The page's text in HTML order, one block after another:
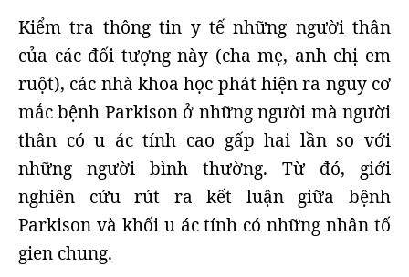
Kiểm tra thông tin y tế những người thân
của các đối tượng này (cha mẹ, anh chị em
ruột), các nhà khoa học phát hiện ra nguy cơ
mắc bệnh Parkison ở những người mà người
thân có u ác tính cao gấp hai lần so với
những người bình thường. Từ đó, giới
nghiên cứu rút ra kết luận giữa bệnh
Parkison và khối u ác tính có những nhân tố
gien chung.